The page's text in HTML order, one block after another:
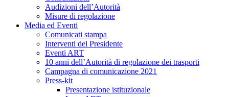
Audizioni dell’Autorità
Misure di regolazione
Media ed Eventi
Comunicati stampa
Interventi del Presidente
Eventi ART
10 anni dell’Autorità di regolazione dei trasporti
Campagna di comunicazione 2021
Press-kit
Presentazione istituzionale